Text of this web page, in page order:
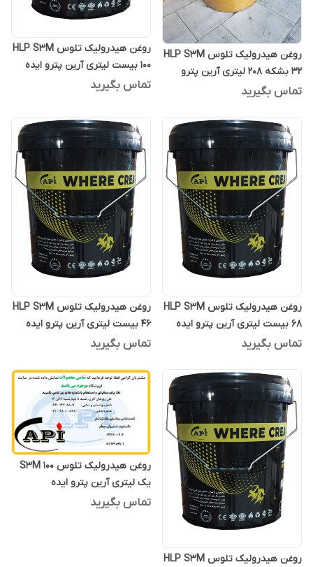
روغن هیدرولیک تلوس HLP S3M
32 بشکه 208 لیتری آرین پترو
ایده
تماس بگیرید
روغن هیدرولیک تلوس HLP S3M
100 بیست لیتری آرین پترو ایده
تماس بگیرید
روغن هیدرولیک تلوس HLP S3M
68 بیست لیتری آرین پترو ایده
تماس بگیرید
روغن هیدرولیک تلوس HLP S3M
46 بیست لیتری آرین پترو ایده
تماس بگیرید
روغن هیدرولیک تلوس HLP S3M
روغن هیدرولیک تلوس S3M 100
یک لیتری آرین پترو ایده
تماس بگیرید